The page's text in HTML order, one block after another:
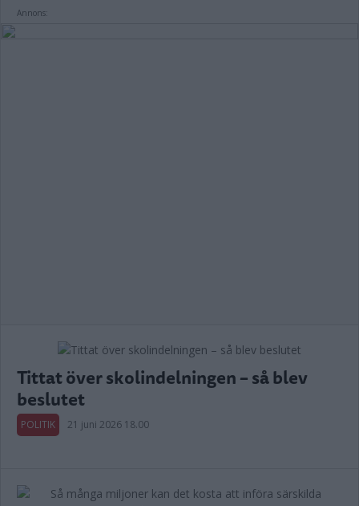
Annons:
Tittat över skolindelningen – så blev
beslutet
POLITIK 21 juni 2026 18.00